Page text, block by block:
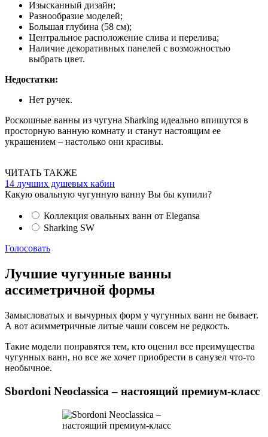
Изысканный дизайн;
Разнообразие моделей;
Большая глубина (58 см);
Центральное расположение слива и перелива;
Наличие декоративных панелей с возможностью
выбрать цвет.
Недостатки:
Нет ручек.
Роскошные ванны из чугуна Sharking идеально впишутся в
просторную ванную комнату и станут настоящим ее
украшением – настолько они красивы.
ЧИТАТЬ ТАКЖЕ
14 лучших душевых кабин
Какую овальную чугунную ванну Вы бы купили?
Коллекция овальных ванн от Elegansa
Sharking SW
Голосовать
Лучшие чугунные ванны
ассиметричной формы
Замысловатых и вычурных форм у чугунных ванн не бывает.
А вот асимметричные литые чаши совсем не редкость.
Такие модели понравятся тем, кто оценил все преимущества
чугунных ванн, но все же хочет приобрести в санузел что-то
необычное.
Sbordoni Neoclassica – настоящий премиум-класс